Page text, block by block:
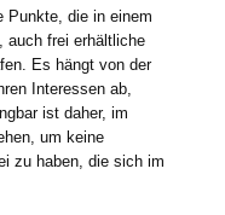
Punkte, die in einem
auch frei erhältliche
Es hängt von der
Interessen ab,
ist daher, im
um keine
zu haben, die sich im